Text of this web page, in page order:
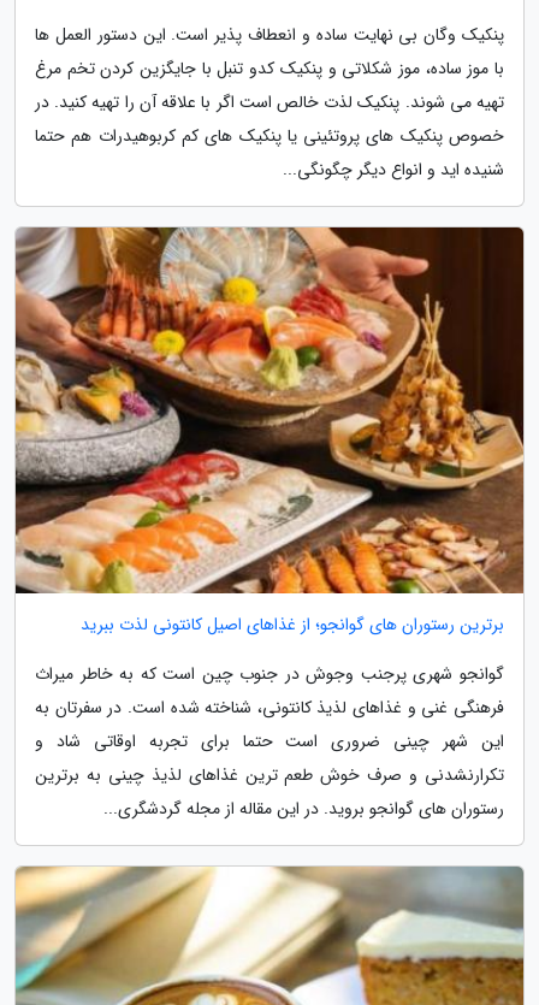
پنکیک وگان بی نهایت ساده و انعطاف پذیر است. این دستور العمل ها
با موز ساده، موز شکلاتی و پنکیک کدو تنبل با جایگزین کردن تخم مرغ
تهیه می شوند. پنکیک لذت خالص است اگر با علاقه آن را تهیه کنید. در
خصوص پنکیک های پروتئینی یا پنکیک های کم کربوهیدرات هم حتما
شنیده اید و انواع دیگر چگونگی...
برترین رستوران های گوانجو؛ از غذاهای اصیل کانتونی لذت ببرید
گوانجو شهری پرجنب وجوش در جنوب چین است که به خاطر میراث
فرهنگی غنی و غذاهای لذیذ کانتونی، شناخته شده است. در سفرتان به
این شهر چینی ضروری است حتما برای تجربه اوقاتی شاد و
تکرارنشدنی و صرف خوش طعم ترین غذاهای لذیذ چینی به برترین
رستوران های گوانجو بروید. در این مقاله از مجله گردشگری...